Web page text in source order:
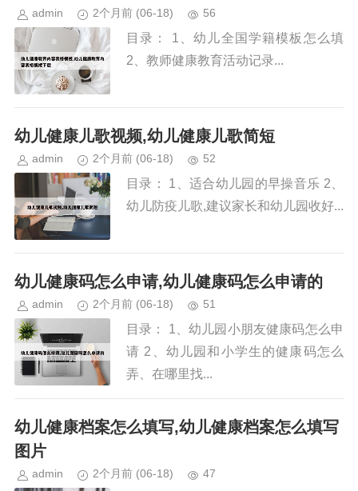
admin 2个月前 (06-18) 56
目录： 1、幼儿全国学籍模板怎么填
2、教师健康教育活动记录...
幼儿健康儿歌视频,幼儿健康儿歌简短
admin 2个月前 (06-18) 52
目录： 1、适合幼儿园的早操音乐 2、
幼儿防疫儿歌,建议家长和幼儿园收好...
幼儿健康码怎么申请,幼儿健康码怎么申请的
admin 2个月前 (06-18) 51
目录： 1、幼儿园小朋友健康码怎么申
请 2、幼儿园和小学生的健康码怎么
弄、在哪里找...
幼儿健康档案怎么填写,幼儿健康档案怎么填写
图片
admin 2个月前 (06-18) 47